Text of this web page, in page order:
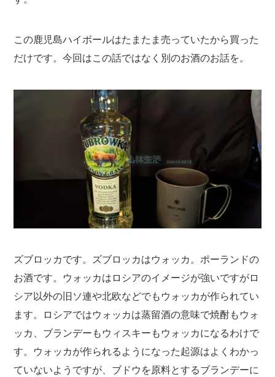
この鹿児島ハイボールはたまたま売っていたから買った
だけです。今回はこの話ではなく別のお酒のお話を。
ズブロッカです。ズブロッカはウォッカ。ポーランドの
お酒です。ウォッカはロシアのイメージが強いですがロ
シア以外の旧ソ連や北欧などでもウォッカが作られてい
ます。ロシアではウォッカは蒸留酒の意味で焼酎もウォ
ッカ、ブランデーもウィスキーもウォッカになるわけで
す。ウォッカが作られるようになった起源はよくわかっ
ていないようですが、ブドウを原料とするブランデーに